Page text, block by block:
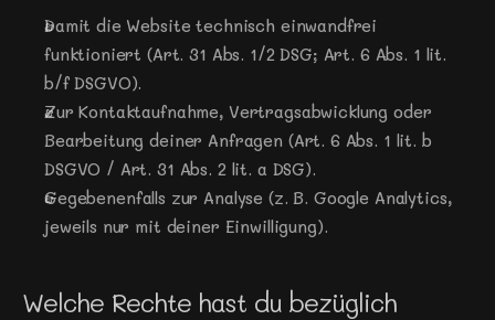
Damit die Website technisch einwandfrei
funktioniert (Art. 31 Abs. 1/2 DSG; Art. 6 Abs. 1 lit.
b/f DSGVO).
Zur Kontaktaufnahme, Vertragsabwicklung oder
Bearbeitung deiner Anfragen (Art. 6 Abs. 1 lit. b
DSGVO / Art. 31 Abs. 2 lit. a DSG).
Gegebenenfalls zur Analyse (z. B. Google Analytics,
jeweils nur mit deiner Einwilligung).
Welche Rechte hast du bezüglich